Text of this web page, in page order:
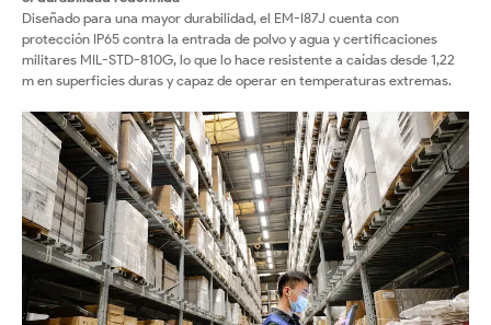
Diseñado para una mayor durabilidad, el EM-I87J cuenta con
protección IP65 contra la entrada de polvo y agua y certificaciones
militares MIL-STD-810G, lo que lo hace resistente a caídas desde 1,22
m en superficies duras y capaz de operar en temperaturas extremas.